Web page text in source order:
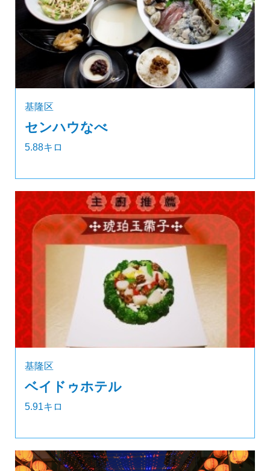
基隆区
センハウなべ
5.88キロ
基隆区
ベイドゥホテル
5.91キロ